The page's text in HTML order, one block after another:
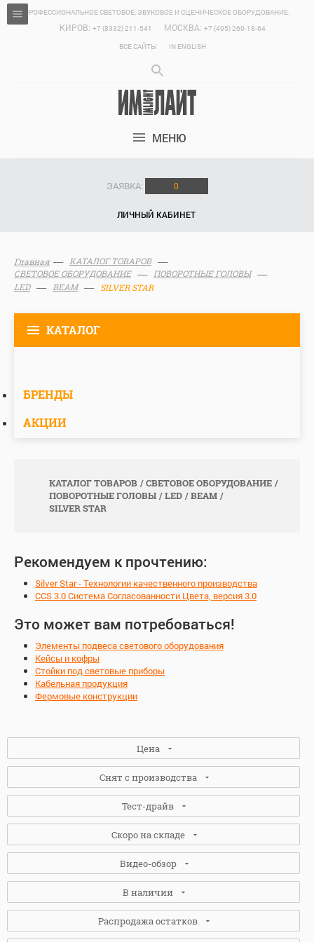
ПРОФЕССИОНАЛЬНОЕ СВЕТОВОЕ, ЗВУКОВОЕ И СЦЕНИЧЕСКОЕ ОБОРУДОВАНИЕ.
КИРОВ: +7 (8332) 211-541 МОСКВА: +7 (495) 260-18-64
ВСЕ САЙТЫ
IN ENGLISH
МЕНЮ
ЗАЯВКА: 0
ЛИЧНЫЙ КАБИНЕТ
Главная
КАТАЛОГ ТОВАРОВ
СВЕТОВОЕ ОБОРУДОВАНИЕ
ПОВОРОТНЫЕ ГОЛОВЫ
LED
BEAM SILVER STAR
КАТАЛОГ
БРЕНДЫ
АКЦИИ
КАТАЛОГ ТОВАРОВ
СВЕТОВОЕ ОБОРУДОВАНИЕ
ПОВОРОТНЫЕ ГОЛОВЫ
LED
BEAM
SILVER STAR
Рекомендуем к прочтению:
Silver Star - Технологии качественного производства
CCS 3.0 Система Согласованности Цвета, версия 3.0
Это может вам потребоваться!
Элементы подвеса светового оборудования
Кейсы и кофры
Стойки под световые приборы
Кабельная продукция
Фермовые конструкции
Цена
Снят с производства
Да (3)
Тест-драйв
Да (6)
Скоро на складе
Да (1)
Видео-обзор
В наличии
Распродажа остатков